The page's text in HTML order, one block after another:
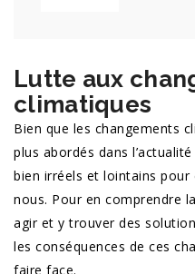
Lutte aux
climatiques
Bien que les changements
plus abordés dans
bien irréels et lointains pour
nous. Pour en comprendre
agir et y trouver des
les conséquences de ces
faire face.